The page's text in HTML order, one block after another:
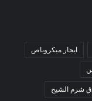
ايجار ميكروباص
شرم الشيخ